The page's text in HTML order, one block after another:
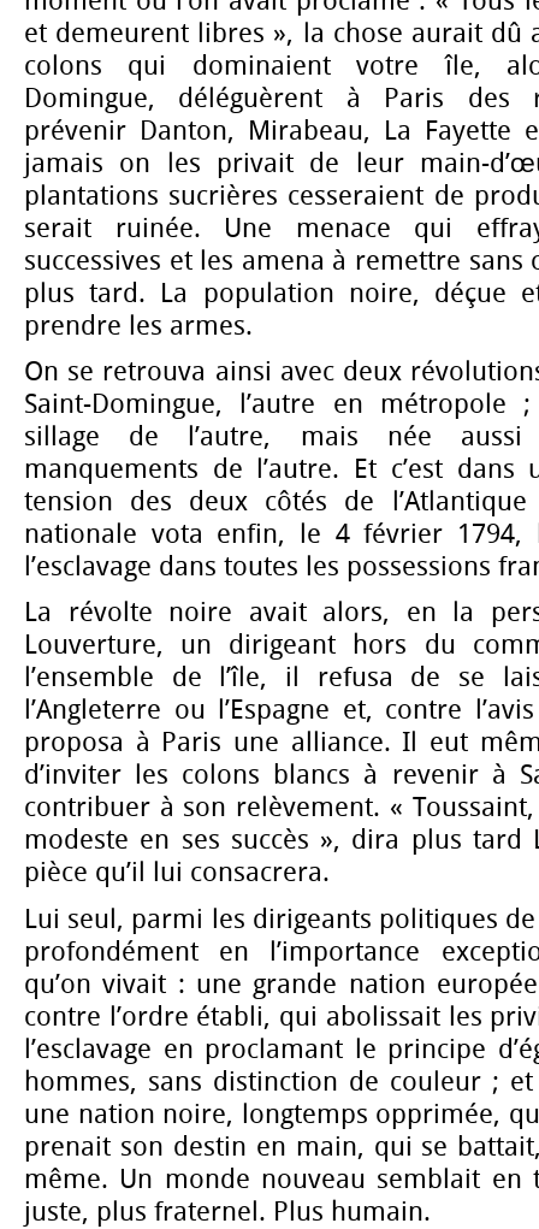
et demeurent libres », la chose aurait dû
colons qui dominaient votre île,
Domingue, déléguèrent à Paris des
prévenir Danton, Mirabeau, La Fayette
jamais on les privait de leur main-
plantations sucrières cesseraient de
serait ruinée. Une menace qui
successives et les amena à remettre sans
plus tard. La population noire, déçue
prendre les armes.
On se retrouva ainsi avec deux
Saint-Domingue, l’autre en métropole
sillage de l’autre, mais née
manquements de l’autre. Et c’est dans
tension des deux côtés de
nationale vota enfin, le 4 février 1794,
l’esclavage dans toutes les possessions
La révolte noire avait alors, en la
Louverture, un dirigeant hors du
l’ensemble de l’île, il refusa de se
l’Angleterre ou l’Espagne et, contre
proposa à Paris une alliance. Il eut
d’inviter les colons blancs à revenir à
contribuer à son relèvement. «
modeste en ses succès », dira plus tard
pièce qu’il lui consacrera.
Lui seul, parmi les dirigeants politiques
profondément en l’importance
qu’on vivait : une grande nation
contre l’ordre établi, qui abolissait les
l’esclavage en proclamant le principe
hommes, sans distinction de couleur ;
une nation noire, longtemps opprimée,
prenait son destin en main, qui se
même. Un monde nouveau semblait
juste, plus fraternel. Plus humain.